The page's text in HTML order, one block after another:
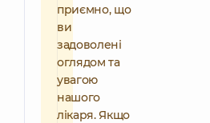
приємно, що
ви
задоволені
оглядом та
увагою
нашого
лікаря. Якщо